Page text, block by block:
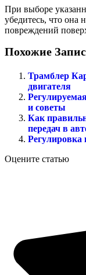
При выборе
убедитесь, что она
повреждений
Похожие
Трамблер
двигателя
и советы
Как
передач в
Оцените статью